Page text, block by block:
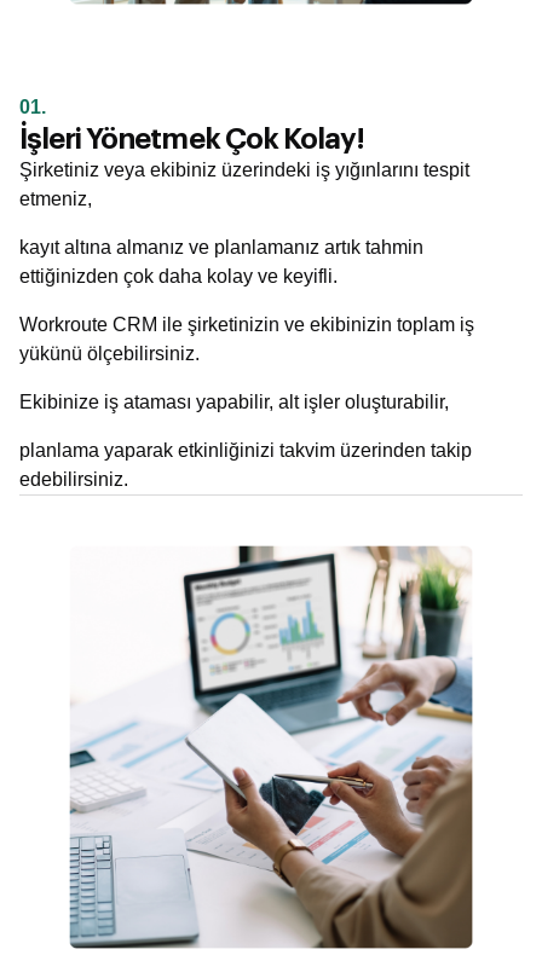
01.
İşleri Yönetmek Çok Kolay!
Şirketiniz veya ekibiniz üzerindeki iş yığınlarını tespit
etmeniz,
kayıt altına almanız ve planlamanız artık tahmin
ettiğinizden çok daha kolay ve keyifli.
Workroute CRM ile şirketinizin ve ekibinizin toplam iş
yükünü ölçebilirsiniz.
Ekibinize iş ataması yapabilir, alt işler oluşturabilir,
planlama yaparak etkinliğinizi takvim üzerinden takip
edebilirsiniz.